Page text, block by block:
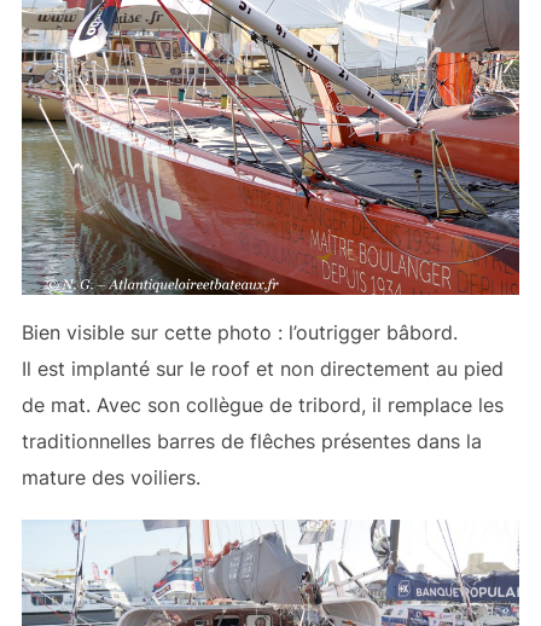
Bien visible sur cette photo : l’outrigger bâbord.
Il est implanté sur le roof et non directement au pied
de mat. Avec son collègue de tribord, il remplace les
traditionnelles barres de flêches présentes dans la
mature des voiliers.